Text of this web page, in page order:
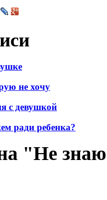
не хочу
с девушкой
ради ребенка?
"Не